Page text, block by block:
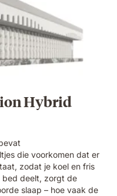
Hybrid
die voorkomen dat er
zodat je koel en fris
bed deelt, zorgt de
slaap – hoe vaak de